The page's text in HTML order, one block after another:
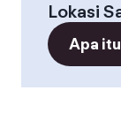
Lokasi
Apa